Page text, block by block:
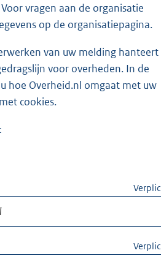
Voor vragen aan de organisatie
op de organisatiepagina.
van uw melding hanteert
voor overheden. In de
hoe Overheid.nl omgaat met uw
cookies.